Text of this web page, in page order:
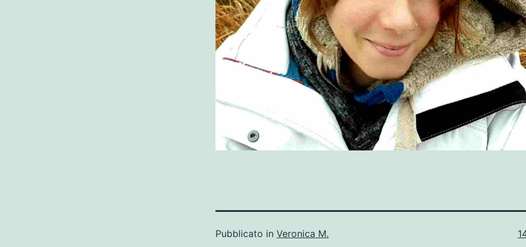
Pubblicato in Veronica M.
A